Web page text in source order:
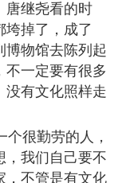
唐继尧看的时
垮掉了，成了
博物馆去陈列起
不一定要有很多
没有文化照样走
很勤劳的人，
，我们自己要不
，不管是有文化